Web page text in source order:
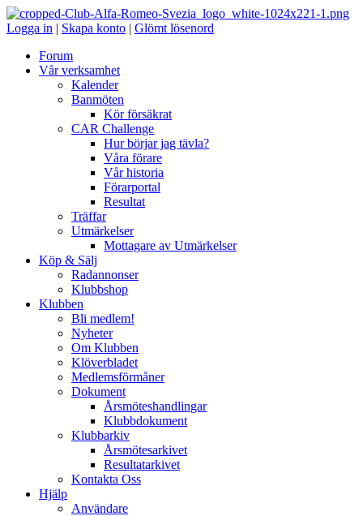
Logga in | Skapa konto | Glömt lösenord
Forum
Vår verksamhet
Kalender
Banmöten
Kör försäkrat
CAR Challenge
Hur börjar jag tävla?
Våra förare
Vår historia
Förarportal
Resultat
Träffar
Utmärkelser
Mottagare av Utmärkelser
Köp & Sälj
Radannonser
Klubbshop
Klubben
Bli medlem!
Nyheter
Om Klubben
Klöverbladet
Medlemsförmåner
Dokument
Årsmöteshandlingar
Klubbdokument
Klubbarkiv
Årsmötesarkivet
Resultatarkivet
Kontakta Oss
Hjälp
Användare